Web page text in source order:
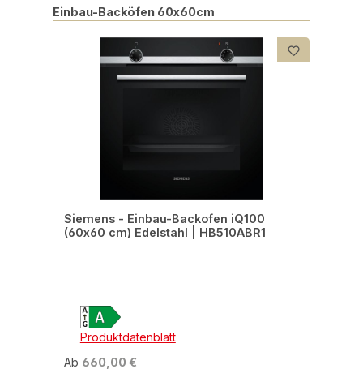
Produktgalerie überspringen
Einbau-Backöfen 60x60cm
Siemens - Einbau-Backofen iQ100
(60x60 cm) Edelstahl | HB510ABR1
Produktdatenblatt
Ab 660,00 €